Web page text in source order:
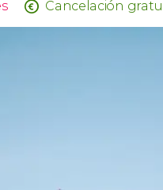
Cancelación